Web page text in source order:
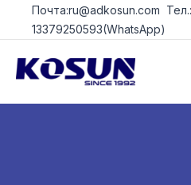
ПерейтиПочта:ru@adkosun.com
13379250593(WhatsApp)